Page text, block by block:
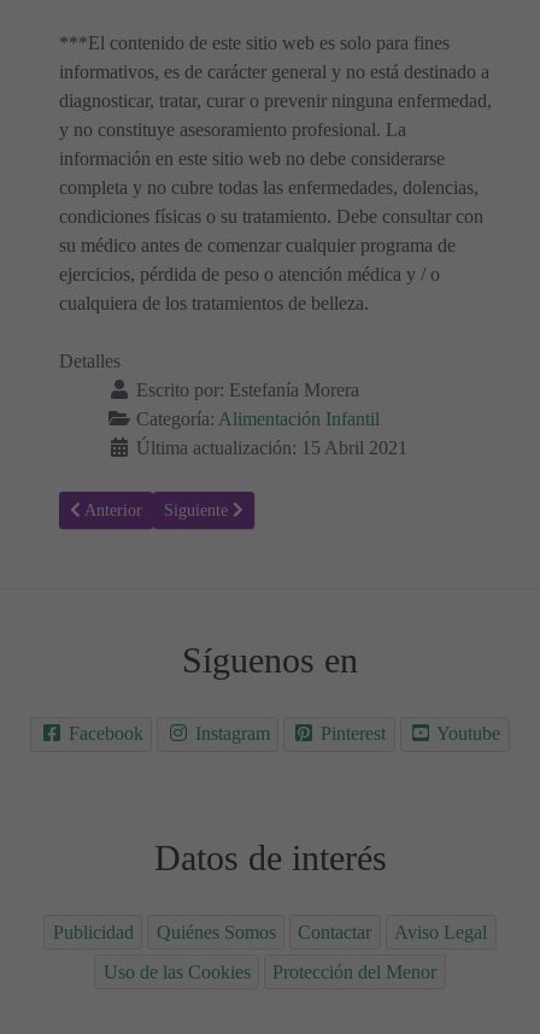
***El contenido de este sitio web es solo para fines
informativos, es de carácter general y no está destinado a
diagnosticar, tratar, curar o prevenir ninguna enfermedad,
y no constituye asesoramiento profesional. La
información en este sitio web no debe considerarse
completa y no cubre todas las enfermedades, dolencias,
condiciones físicas o su tratamiento. Debe consultar con
su médico antes de comenzar cualquier programa de
ejercicios, pérdida de peso o atención médica y / o
cualquiera de los tratamientos de belleza.
Detalles
Escrito por: Estefanía Morera
Categoría: Alimentación Infantil
Última actualización: 15 Abril 2021
Artículo anterior: Cuándo y cómo introducir frutos secos en la dieta
Anterior Artículo siguiente: Alimentación complementaria
Siguiente
Síguenos en
Facebook Instagram Pinterest Youtube
Datos de interés
Publicidad Quiénes Somos Contactar
Aviso Legal
Uso de las Cookies
Protección del Menor